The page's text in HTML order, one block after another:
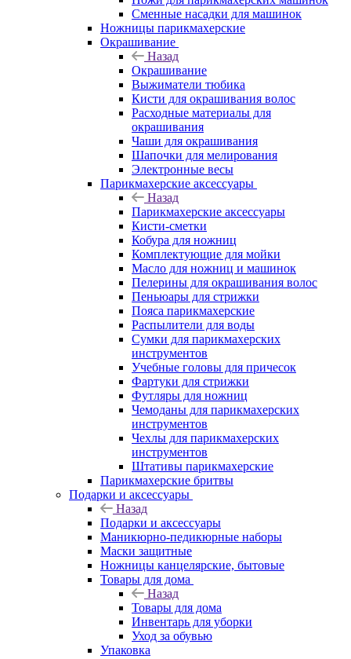
Сменные насадки для машинок
Ножницы парикмахерские
Окрашивание
Назад
Окрашивание
Выжиматели тюбика
Кисти для окрашивания волос
Расходные материалы для
окрашивания
Чаши для окрашивания
Шапочки для мелирования
Электронные весы
Парикмахерские аксессуары
Назад
Парикмахерские аксессуары
Кисти-сметки
Кобура для ножниц
Комплектующие для мойки
Масло для ножниц и машинок
Пелерины для окрашивания волос
Пеньюары для стрижки
Пояса парикмахерские
Распылители для воды
Сумки для парикмахерских
инструментов
Учебные головы для причесок
Фартуки для стрижки
Футляры для ножниц
Чемоданы для парикмахерских
инструментов
Чехлы для парикмахерских
инструментов
Штативы парикмахерские
Парикмахерские бритвы
Подарки и аксессуары
Назад
Подарки и аксессуары
Маникюрно-педикюрные наборы
Маски защитные
Ножницы канцелярские, бытовые
Товары для дома
Назад
Товары для дома
Инвентарь для уборки
Уход за обувью
Упаковка